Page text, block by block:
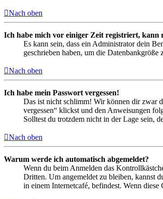
Nach oben
Ich habe mich vor einiger Zeit registriert, kann
Es kann sein, dass ein Administrator dein
geschrieben haben, um die
Nach oben
Ich habe mein Passwort vergessen!
Das ist nicht schlimm! Wir können dir zwar
vergessen“ klickst und den Anweisungen
Solltest du trotzdem nicht in der Lage sein,
Nach oben
Warum werde ich automatisch abgemeldet?
Wenn du beim Anmelden das
Dritten. Um angemeldet zu bleiben, kannst
in einem Internetcafé, befindest. Wenn